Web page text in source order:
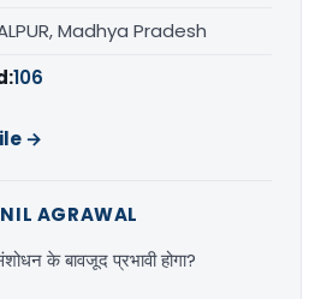
Madhya Pradesh
106
→
AGRAWAL
के बावजूद प्रभावी होगा?